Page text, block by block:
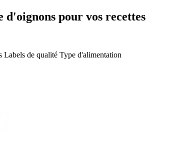
d'oignons pour vos recettes
Labels de qualité Type d'alimentation